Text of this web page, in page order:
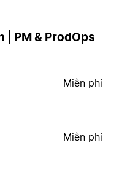
| PM & ProdOps
Miễn phí
Miễn phí